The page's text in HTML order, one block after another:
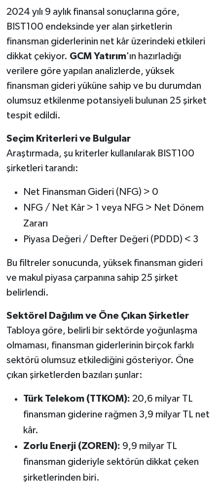
2024 yılı 9 aylık finansal sonuçlarına göre,
BIST100 endeksinde yer alan şirketlerin
finansman giderlerinin net kâr üzerindeki etkileri
dikkat çekiyor. GCM Yatırım'ın hazırladığı
verilere göre yapılan analizlerde, yüksek
finansman gideri yüküne sahip ve bu durumdan
olumsuz etkilenme potansiyeli bulunan 25 şirket
tespit edildi.
Seçim Kriterleri ve Bulgular
Araştırmada, şu kriterler kullanılarak BIST100
şirketleri tarandı:
Net Finansman Gideri (NFG) > 0
NFG / Net Kâr > 1 veya NFG > Net Dönem
Zararı
Piyasa Değeri / Defter Değeri (PDDD) < 3
Bu filtreler sonucunda, yüksek finansman gideri
ve makul piyasa çarpanına sahip 25 şirket
belirlendi.
Sektörel Dağılım ve Öne Çıkan Şirketler
Tabloya göre, belirli bir sektörde yoğunlaşma
olmaması, finansman giderlerinin birçok farklı
sektörü olumsuz etkilediğini gösteriyor. Öne
çıkan şirketlerden bazıları şunlar:
Türk Telekom (TTKOM): 20,6 milyar TL
finansman giderine rağmen 3,9 milyar TL net
kâr.
Zorlu Enerji (ZOREN): 9,9 milyar TL
finansman gideriyle sektörün dikkat çeken
şirketlerinden biri.